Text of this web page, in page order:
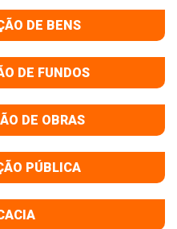
DE BENS
DE FUNDOS
DE OBRAS
PÚBLICA